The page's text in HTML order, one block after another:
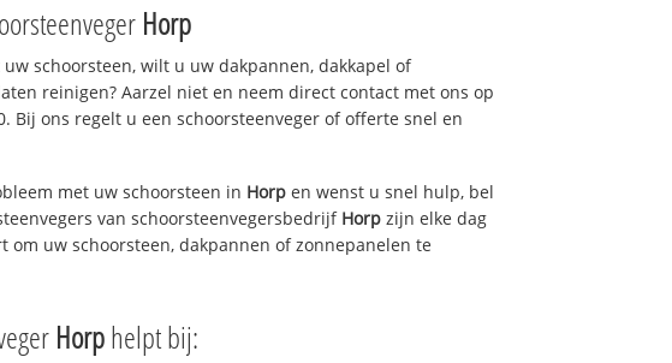
Horp
schoorsteen, wilt u uw dakpannen, dakkapel of
reinigen? Aarzel niet en neem direct contact met ons op
Bij ons regelt u een schoorsteenveger of offerte snel en
met uw schoorsteen in Horp en wenst u snel hulp, bel
van schoorsteenvegersbedrijf Horp zijn elke dag
om uw schoorsteen, dakpannen of zonnepanelen te
Horphelpt bij: